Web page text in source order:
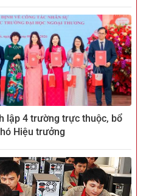
lập 4 trường trực thuộc, bổ
Hiệu trưởng